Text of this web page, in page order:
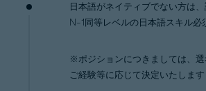
日本語がネイティブでない方は
N-1同等レベルの日本語スキル必
※ポジションにつきましては、
ご経験等に応じて決定いたします